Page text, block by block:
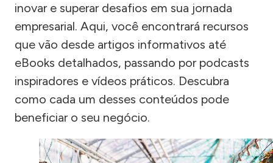
inovar e superar desafios em sua jornada
empresarial. Aqui, você encontrará recursos
que vão desde artigos informativos até
eBooks detalhados, passando por podcasts
inspiradores e vídeos práticos. Descubra
como cada um desses conteúdos pode
beneficiar o seu negócio.